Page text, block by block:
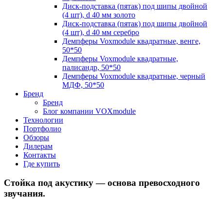
Диск-подставка (пятак) под шипы двойной
(4 шт), d 40 мм золото
Диск-подставка (пятак) под шипы двойной
(4 шт), d 40 мм серебро
Демпферы Voxmodule квадратные, венге,
50*50
Демпферы Voxmodule квадратные,
палисандр, 50*50
Демпферы Voxmodule квадратные, черный
МДФ, 50*50
Бренд
Бренд
Блог компании VOXmodule
Технологии
Портфолио
Обзоры
Дилерам
Контакты
Где купить
Стойка под акустику — основа превосходного
звучания.